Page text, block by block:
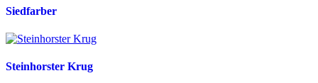
Siedfarber
Steinhorster Krug